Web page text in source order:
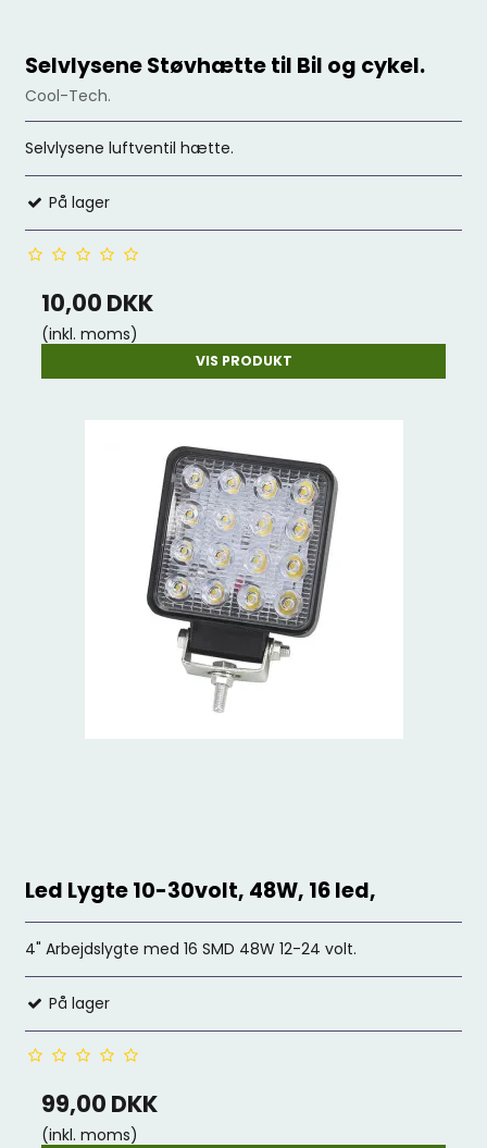
Selvlysene Støvhætte til Bil og cykel.
Cool-Tech.
Selvlysene luftventil hætte.
På lager
10,00 DKK
(inkl. moms)
VIS PRODUKT
Led Lygte 10-30volt, 48W, 16 led,
4" Arbejdslygte med 16 SMD 48W 12-24 volt.
På lager
99,00 DKK
(inkl. moms)